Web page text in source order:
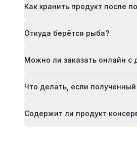
Как хранить продукт после
Откуда берётся рыба?
Можно ли заказать онлайн с
Что делать, если
Содержит ли продукт